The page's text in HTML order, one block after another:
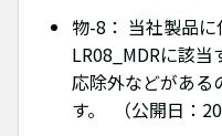
物-8： 当社製品に
LR08_MDRに該
応除外などがある
す。 （公開日：